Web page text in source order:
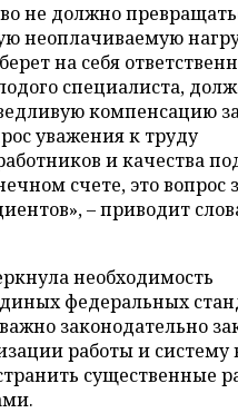
не должно
неоплачиваемую
на себя
специалиста,
компенсацию
уважения к труду
и качества
счете, это вопрос
– приводит
необходимость
федеральных
законодательно
работы и систему
существенные